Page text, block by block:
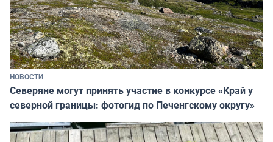
НОВОСТИ
Северяне могут принять участие в конкурсе «Край у
северной границы: фотогид по Печенгскому округу»